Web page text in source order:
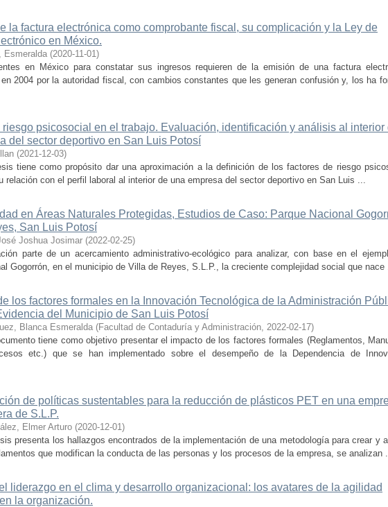
la factura electrónica como comprobante fiscal, su complicación y la Ley de
en México.
Esmeralda (2020-11-01)
en México para constatar sus ingresos requieren de la emisión de una factura
2004 por la autoridad fiscal, con cambios constantes que les generan confusión y, los ha
riesgo psicosocial en el trabajo. Evaluación, identificación y análisis al interior
del sector deportivo en San Luis Potosí
(2021-12-03)
tiene como propósito dar una aproximación a la definición de los factores de riesgo
relación con el perfil laboral al interior de una empresa del sector deportivo en San Luis ...
en Áreas Naturales Protegidas, Estudios de Caso: Parque Nacional
San Luis Potosí
Joshua Josimar (2022-02-25)
parte de un acercamiento administrativo-ecológico para analizar, con base en el
Gogorrón, en el municipio de Villa de Reyes, S.L.P., la creciente complejidad social que nace
los factores formales en la Innovación Tecnológica de la Administración
del Municipio de San Luis Potosí
Blanca Esmeralda (Facultad de Contaduría y Administración, 2022-02-17)
tiene como objetivo presentar el impacto de los factores formales (Reglamentos,
etc.) que se han implementado sobre el desempeño de la Dependencia de
de políticas sustentables para la reducción de plásticos PET en una
de S.L.P.
Elmer Arturo (2020-12-01)
presenta los hallazgos encontrados de la implementación de una metodología para crear y
que modifican la conducta de las personas y los procesos de la empresa, se analizan
liderazgo en el clima y desarrollo organizacional: los avatares de la agilidad
la organización.